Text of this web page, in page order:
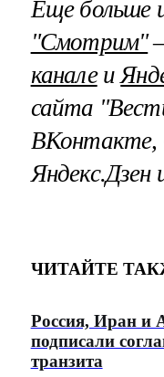
Еще больше
"Смотрим"
каналеи
сайта
ВКонтакте,
Яндекс.Дзен
ЧИТАЙТЕ
Россия, Иран и
подписали
транзита